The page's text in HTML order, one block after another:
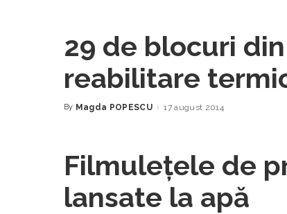
29 de blocuri
reabilitare
Posted
By Magda POPESCU 17 august 2014
Filmuleţele de
lansate la apă